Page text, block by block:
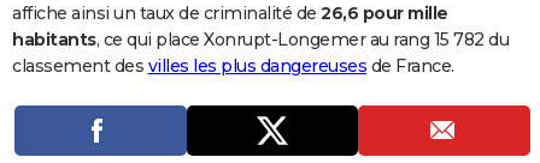
Dictionnaire
Biographies
Citations
Expressions
Proverbes
PROGRAMME TV
Se connecter
Entreprises
Service militaire
Avis de recherche
AVIS DE DÉCÈS
affiche ainsi un taux de criminalité de 26,6 pour mille
habitants, ce qui place Xonrupt-Longemer au rang 15 782 du
classement des villes les plus dangereuses de France.